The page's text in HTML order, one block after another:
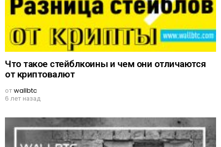
Что такое стейблкоины и чем они отличаются
от криптовалют
отwallbtc
6 лет назад